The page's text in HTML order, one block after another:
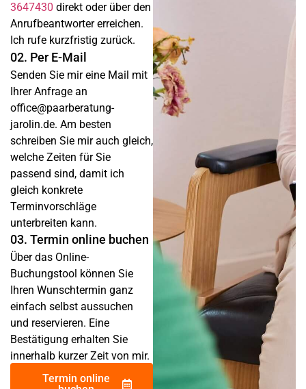
3647430 direkt oder über den
Anrufbeantworter erreichen.
Ich rufe kurzfristig zurück.
02. Per E-Mail
Senden Sie mir eine Mail mit
Ihrer Anfrage an
office@paarberatung-
jarolin.de. Am besten
schreiben Sie mir auch gleich,
welche Zeiten für Sie
passend sind, damit ich
gleich konkrete
Terminvorschläge
unterbreiten kann.
03. Termin online buchen
Über das Online-
Buchungstool können Sie
Ihren Wunschtermin ganz
einfach selbst aussuchen
und reservieren. Eine
Bestätigung erhalten Sie
innerhalb kurzer Zeit von mir.
Termin online